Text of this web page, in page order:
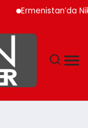
Ermenistan’da Nikol